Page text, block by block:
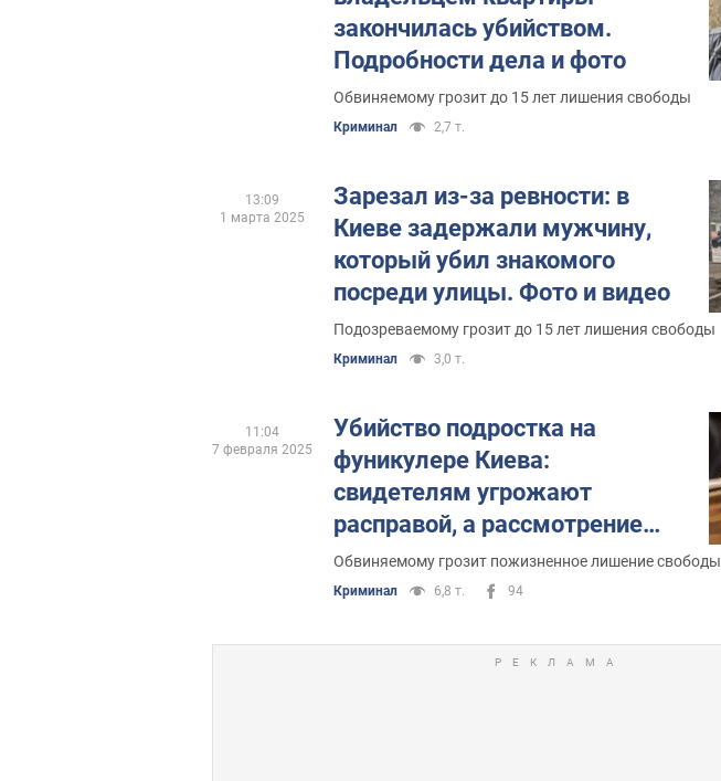
закончилась убийством.
Подробности дела и фото
Обвиняемому грозит до 15 лет лишения свободы
Криминал 2,7 т.
Зарезал из-за ревности: в
Киеве задержали мужчину,
который убил знакомого
посреди улицы. Фото и видео
Подозреваемому грозит до 15 лет лишения свободы
Криминал 3,0 т.
13:09
1 марта 2025
Убийство подростка на
фуникулере Киева:
свидетелям угрожают
расправой, а рассмотрение
дела пытаются затянуть
Обвиняемому грозит пожизненное лишение свободы
Криминал 6,8 т. 94
11:04
7 февраля 2025